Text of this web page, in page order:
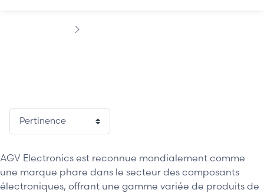
AGV Electronics est reconnue mondialement comme
une marque phare dans le secteur des composants
électroniques, offrant une gamme variée de produits de